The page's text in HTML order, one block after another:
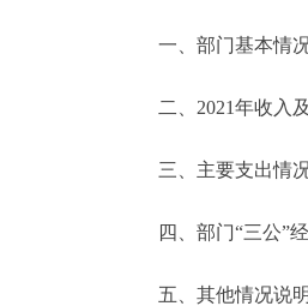
便民服务
一、部门基本情
二、2021年收入及
三、主要支出情
四、部门“三公”经
五、其他情况说明